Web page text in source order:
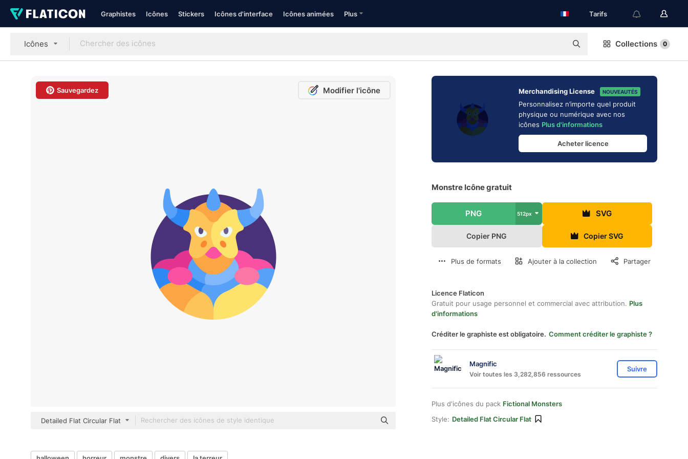
Graphistes Icônes Stickers Icônes d'interface Icônes animées Plus Tarifs
Icônes Collections 0
Sauvegardez Modifier l'icône
Detailed Flat Circular Flat
Merchandising License NOUVEAUTÉS
Personnalisez n’importe quel produit
physique ou numérique avec nos
icônes Plus d'informations
Acheter licence
Monstre Icône gratuit
PNG 512px SVG
Copier PNG Copier SVG
Plus de formats Ajouter à la collection Partager
Licence Flaticon
Gratuit pour usage personnel et commercial avec attribution. Plus
d'informations
Créditer le graphiste est obligatoire. Comment créditer le graphiste ?
Magnific
Voir toutes les 3,282,856 ressources
Suivre
Plus d'icônes du pack Fictional Monsters
Style: Detailed Flat Circular Flat